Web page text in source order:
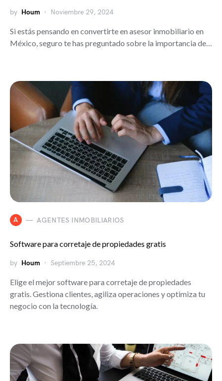
by Houm Noviembre 29, 2024
Si estás pensando en convertirte en asesor inmobiliario en
México, seguro te has preguntado sobre la importancia de…
A AGENTES INMOBILIARIOS
Software para corretaje de propiedades gratis
by Houm Septiembre 25, 2024
Elige el mejor software para corretaje de propiedades
gratis. Gestiona clientes, agiliza operaciones y optimiza tu
negocio con la tecnología.